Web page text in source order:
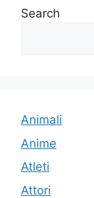
Search
Animali
Anime
Atleti
Attori